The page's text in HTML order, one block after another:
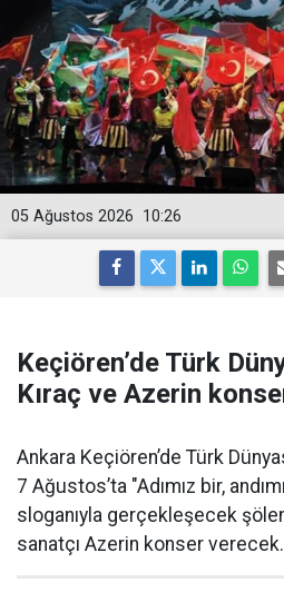
10:26
05 Ağustos 2026
Keçiören’de Türk
Kıraç ve Azerin
Ankara Keçiören’de Türk
7 Ağustos’ta "Adımız bir,
sloganıyla gerçekleşecek
sanatçı Azerin konser verecek.